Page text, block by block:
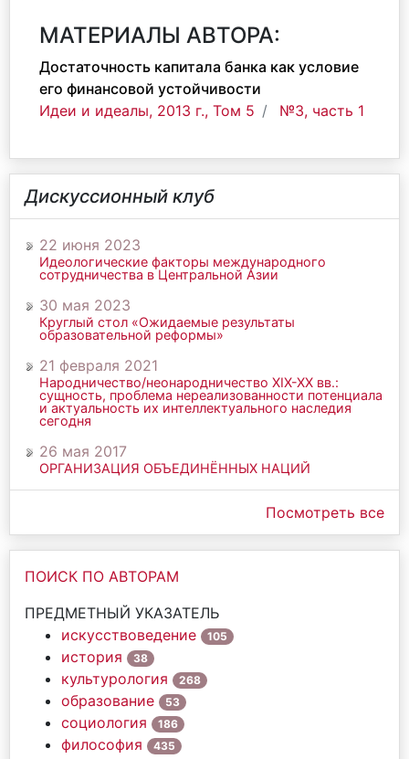
МАТЕРИАЛЫ АВТОРА:
Достаточность капитала банка как условие
его финансовой устойчивости
Идеи и идеалы, 2013 г., Том 5
№3, часть 1
Дискуссионный клуб
22 июня 2023
Идеологические факторы международного
сотрудничества в Центральной Азии
30 мая 2023
Круглый стол «Ожидаемые результаты
образовательной реформы»
21 февраля 2021
Народничество/неонародничество ХIХ-ХХ вв.:
сущность, проблема нереализованности потенциала
и актуальность их интеллектуального наследия
сегодня
26 мая 2017
ОРГАНИЗАЦИЯ ОБЪЕДИНЁННЫХ НАЦИЙ
Посмотреть все
ПОИСК ПО АВТОРАМ
ПРЕДМЕТНЫЙ УКАЗАТЕЛЬ
искусствоведение
105
история 38
культурология 268
образование 53
социология 186
философия 435